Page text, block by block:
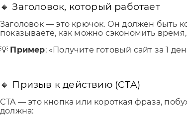
🔸 Заголовок, который работает
Заголовок — это крючок. Он должен быть
показываете, как можно сэкономить
💡 Пример: «Получите готовый сайт за 1
🔸 Призыв к действию (CTA)
CTA — это кнопка или короткая фраза,
должна: